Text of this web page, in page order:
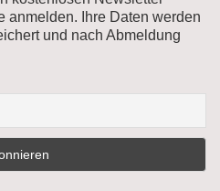
anmelden. Ihre Daten werden
und nach Abmeldung